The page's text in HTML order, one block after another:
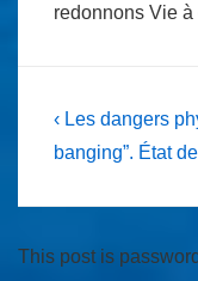
redonnons Vie
Post
Previous
Post
‹ Les dangers
banging”. État
This post is